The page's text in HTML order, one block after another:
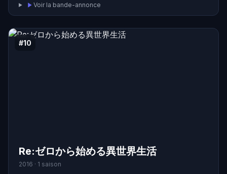
Voir la bande-annonce
#10
Re:ゼロから始める異世界生活
2016 · 1 saison